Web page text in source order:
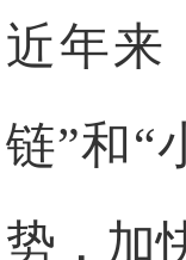
近年来
链”和“
势，加